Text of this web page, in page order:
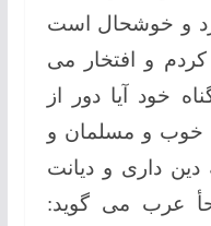
و خوشحال است
کردم و افتخار می
خود آیا دور از
خوب و مسلمان و
داری و دیانت
عرب می گوید: